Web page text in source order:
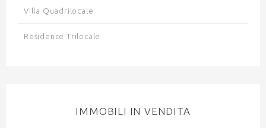
Villa Quadrilocale
Residence Trilocale
IMMOBILI IN VENDITA